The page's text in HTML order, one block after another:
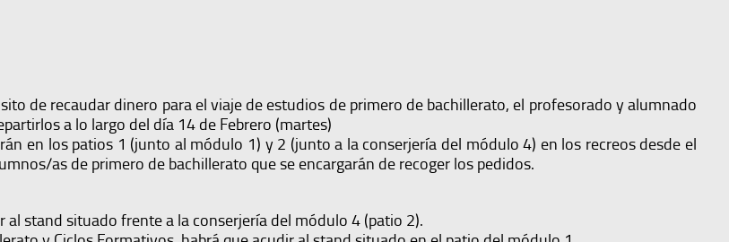
de recaudar dinero para el viaje de estudios de primero de bachillerato, el profesorado y alumnado
a lo largo del día 14 de Febrero (martes)
en los patios 1 (junto al módulo 1) y 2 (junto a la conserjería del módulo 4) en los recreos desde el
as de primero de bachillerato que se encargarán de recoger los pedidos.
al stand situado frente a la conserjería del módulo 4 (patio 2).